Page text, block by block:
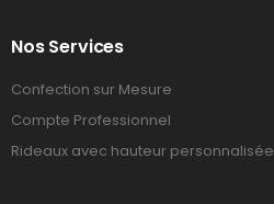
Nos Services
Confection sur Mesure
Compte Professionnel
Rideaux avec hauteur personnalisée